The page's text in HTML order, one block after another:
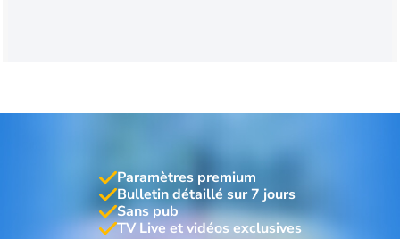
Paramètres premium
Bulletin détaillé sur 7 jours
Sans pub
TV Live et vidéos exclusives